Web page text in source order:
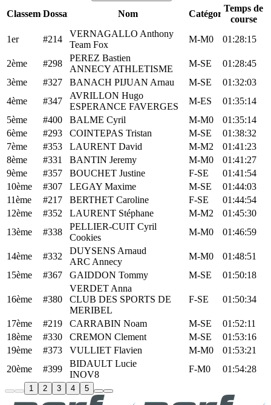
ClassementDossard Nom Catégorie
Temps de
course
1er
#214
VERNAGALLO Anthony
Team Fox
M-M0 01:28:15
2ème #298
PEREZ Bastien
ANNECY ATHLETISME
M-SE
01:28:45
3ème
#327 BANACH PIJUAN Arnau M-SE
01:32:03
4ème
#347
AVRILLON Hugo
ESPERANCE FAVERGES
M-ES
01:35:14
5ème
#400 BALME Cyril M-M0
01:35:14
6ème
#293 COINTEPAS Tristan M-SE
01:38:32
7ème
#353 LAURENT David M-M2
01:41:23
8ème
#331 BANTIN Jeremy M-M0
01:41:27
9ème
#357 BOUCHET Justine F-SE
01:41:54
10ème
#307 LEGAY Maxime M-SE
01:44:03
11ème
#217 BERTHET Caroline F-SE
01:44:54
12ème
#352 LAURENT Stéphane M-M2
01:45:30
13ème
#338
PELLIER-CUIT Cyril
Cookies
M-M0 01:46:59
14ème #332
DUYSENS Arnaud
ARC Annecy
M-M0
01:48:51
15ème
#367 GAIDDON Tommy M-SE 01:50:18
16ème #380
VERDET Anna
CLUB DES SPORTS DE
MERIBEL
F-SE 01:50:34
17ème #219 CARRABIN Noam M-SE
01:52:11
18ème
#330 CREMON Clement M-SE
01:53:16
19ème
#373 VULLIET Flavien M-M0
01:53:21
20ème
#399
BIDAULT Lucie
INOV8
F-M0 01:54:28
1 2 3 4 5